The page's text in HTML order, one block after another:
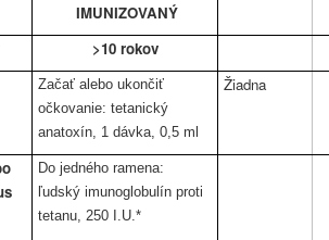
IMUNIZOVANÝ
>10 rokov
Začať alebo ukončiť
očkovanie: tetanický
anatoxín, 1 dávka, 0,5 ml
Žiadna
Do jedného ramena:
ľudský imunoglobulín proti
tetanu, 250 I.U.*